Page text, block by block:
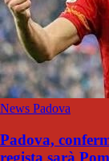
News Padova
Padova,
regista sarà